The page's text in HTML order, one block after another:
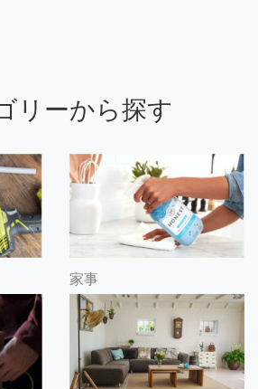
リーから探す
家事